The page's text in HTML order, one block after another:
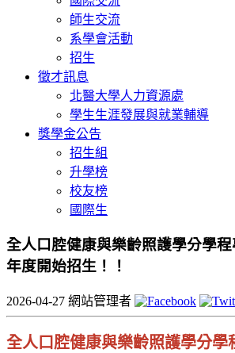
師生交流
系學會活動
招生
徵才訊息
北醫大學人力資源處
學生生涯發展與就業輔導
獎學金公告
招生組
升學榜
校友榜
國際生
全人口腔健康與樂齡照護學分學
年度開始招生！！
2026-04-27 網站管理者
全人口腔健康與樂齡照護學分學